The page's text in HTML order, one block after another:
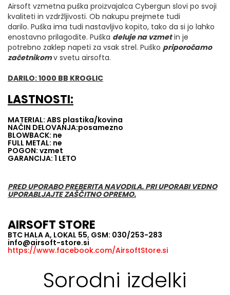
Airsoft vzmetna puška proizvajalca Cybergun slovi po svoji
kvaliteti in vzdržljivosti. Ob nakupu prejmete tudi
darilo. Puška ima tudi nastavljivo kopito, tako da si jo lahko
enostavno prilagodite. Puška deluje na vzmetin je
potrebno zaklep napeti za vsak strel. Puško priporočamo
začetnikomv svetu airsofta.
DARILO: 1000 BB KROGLIC
LASTNOSTI:
MATERIAL: ABS plastika/kovina
NAČIN DELOVANJA:posamezno
BLOWBACK: ne
FULL METAL: ne
POGON: vzmet
GARANCIJA: 1 LETO
PRED UPORABO PREBERITA NAVODILA. PRI UPORABI VEDNO
UPORABLJAJTE ZAŠČITNO OPREMO.
AIRSOFT STORE
BTC HALA A, LOKAL 55, GSM: 030/253-283
info@airsoft-store.si
https://www.facebook.com/AirsoftStore.si
Sorodni izdelki